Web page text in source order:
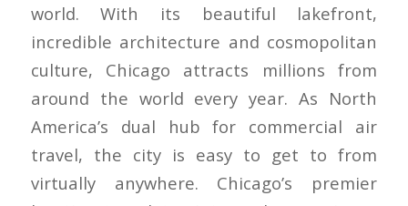
world. With its beautiful lakefront,
incredible architecture and cosmopolitan
culture, Chicago attracts millions from
around the world every year. As North
America’s dual hub for commercial air
travel, the city is easy to get to from
virtually anywhere. Chicago’s premier